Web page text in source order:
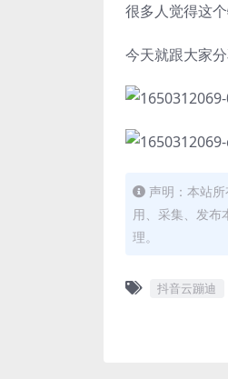
很多人觉得这
今天就跟大家
声明：本站
用、采集、发布
理。
抖音云蹦迪